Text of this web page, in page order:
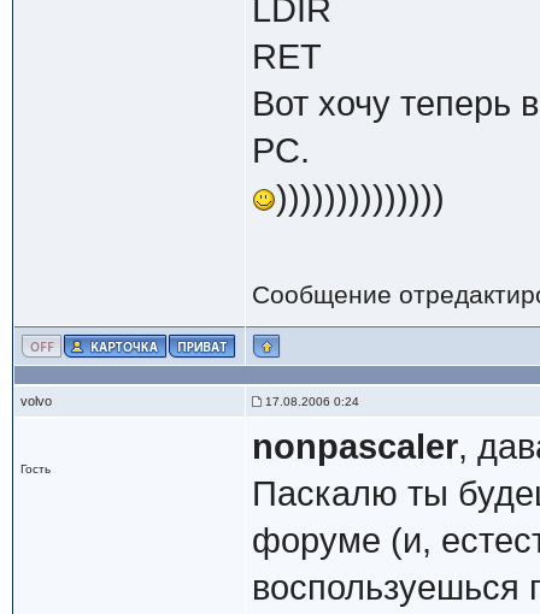
LDIR
RET
Вот хочу теперь
PC.
))))))))))))))
Сообщение
volvo 17.08.2006 0:24
Гость
nonpascaler,
Паскалю ты
форуме (и,
воспользуешься